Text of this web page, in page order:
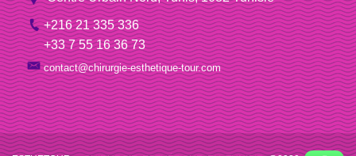
+216 21 335 336
+33 7 55 16 36 73
contact@chirurgie-esthetique-tour.com